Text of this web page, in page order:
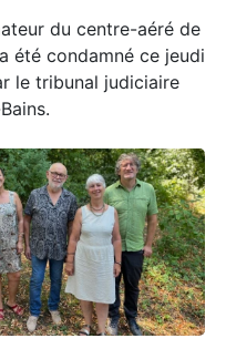
du centre-aéré de
été condamné ce jeudi
le tribunal judiciaire